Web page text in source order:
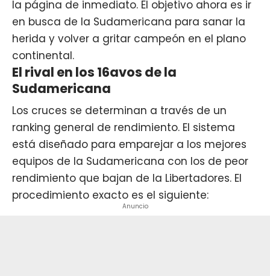
la página de inmediato. El objetivo ahora es ir
en busca de la Sudamericana para sanar la
herida y volver a gritar campeón en el plano
continental.
El rival en los 16avos de la
Sudamericana
Los cruces se determinan a través de un
ranking general de rendimiento. El sistema
está diseñado para emparejar a los mejores
equipos de la Sudamericana con los de peor
rendimiento que bajan de la Libertadores. El
procedimiento exacto es el siguiente:
Anuncio